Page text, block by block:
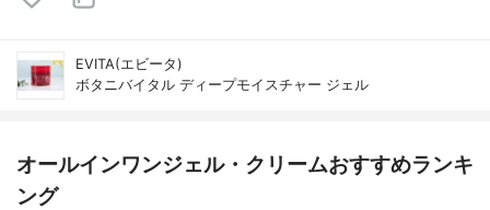
EVITA(エビータ)
ボタニバイタル ディープモイスチャー ジェル
オールインワンジェル・クリームおすすめランキ
ング